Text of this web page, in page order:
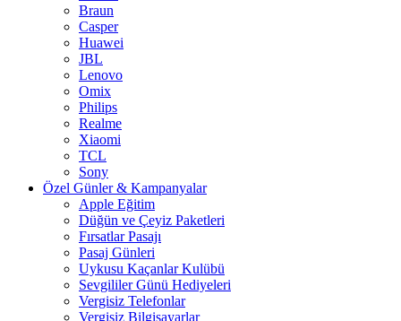
Braun
Casper
Huawei
JBL
Lenovo
Omix
Philips
Realme
Xiaomi
TCL
Sony
Özel Günler & Kampanyalar
Apple Eğitim
Düğün ve Çeyiz Paketleri
Fırsatlar Pasajı
Pasaj Günleri
Uykusu Kaçanlar Kulübü
Sevgililer Günü Hediyeleri
Vergisiz Telefonlar
Vergisiz Bilgisayarlar